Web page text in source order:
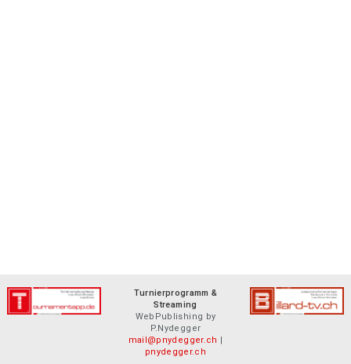
Turnierprogramm &
Streaming
WebPublishing by
P.Nydegger
mail@pnydegger.ch |
pnydegger.ch